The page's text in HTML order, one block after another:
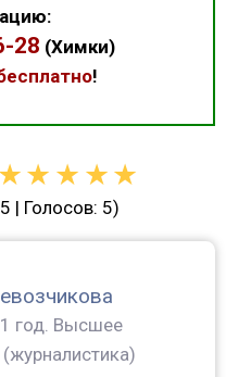
28 (Химки)
!
★★ ★ ★★
5 | Голосов: 5)
год. Высшее